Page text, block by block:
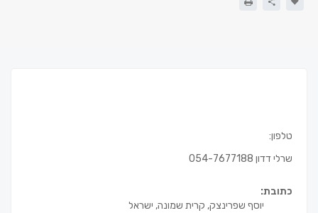
טלפון:
שרלי דדון 054-7677188
כתובת:
יוסף שפרינצק, קרית שמונה, ישראל